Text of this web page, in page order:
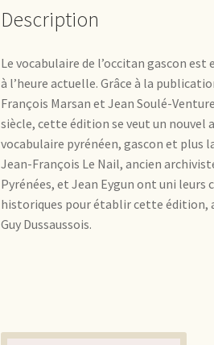
Description
Le vocabulaire de l’occitan gascon
à l’heure actuelle. Grâce à la
François Marsan et Jean Soulé-
siècle, cette édition se veut un nouvel
vocabulaire pyrénéen, gascon et plus
Jean-François Le Nail, ancien
Pyrénées, et Jean Eygun ont uni
historiques pour établir cette édition,
Guy Dussaussois.